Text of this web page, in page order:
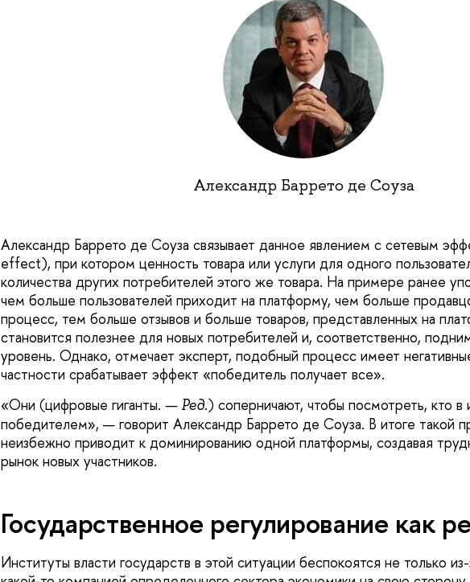
Александр Баррето де Соуза
Александр Баррето де Соуза связывает данное явлением с сетевым
effect), при котором ценность товара или услуги для одного
количества других потребителей этого же товара. На примере ранее
чем больше пользователей приходит на платформу, чем больше
процесс, тем больше отзывов и больше товаров, представленных на
становится полезнее для новых потребителей и, соответственно,
уровень. Однако, отмечает эксперт, подобный процесс имеет
частности срабатывает эффект «победитель получает все».
«Они (цифровые гиганты. — Ред.) соперничают, чтобы посмотреть, кто в
победителем», — говорит Александр Баррето де Соуза. В итоге такой
неизбежно приводит к доминированию одной платформы, создавая
рынок новых участников.
Государственное регулирование как
Институты власти государств в этой ситуации беспокоятся не только